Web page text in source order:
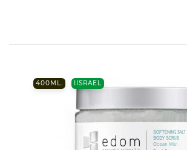
400ML. IISRAEL